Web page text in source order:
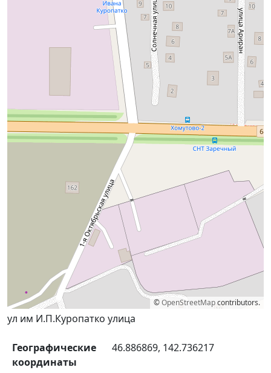
©OpenStreetMapcontributors.
ул им И.П.Куропатко улица
Географические
координаты
46.886869, 142.736217